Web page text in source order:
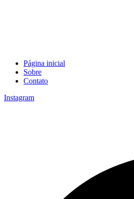
Página inicial
Sobre
Contato
Instagram